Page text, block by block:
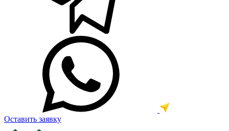
Оставить заявку